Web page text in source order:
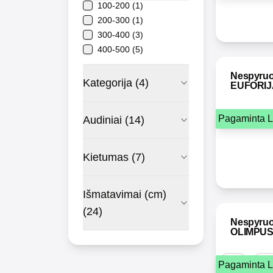
100-200 (1)
200-300 (1)
300-400 (3)
400-500 (5)
Kategorija (4)
Audiniai (14)
Kietumas (7)
Išmatavimai (cm)
(24)
Pagaminta
OLIMPUS
Pagaminta